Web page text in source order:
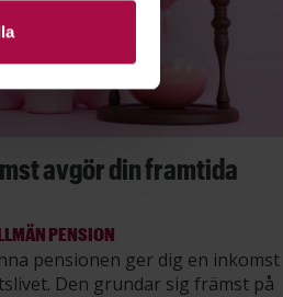
avgör din framtida
PENSION
pensionen ger dig en inkomst
Den grundar sig främst på